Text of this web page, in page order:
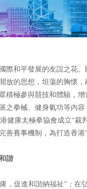
際和平發展的友誼之花
放的思想，坦蕩的胸懷
積極參與競技和體驗，
之拳械、健身氣功等內
健康太極拳協會成立“
善賽事機制，為打造香
諧
，促進和諧納福祉”；在